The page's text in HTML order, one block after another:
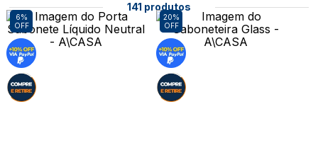
141 produtos
6%
OFF
20%
OFF